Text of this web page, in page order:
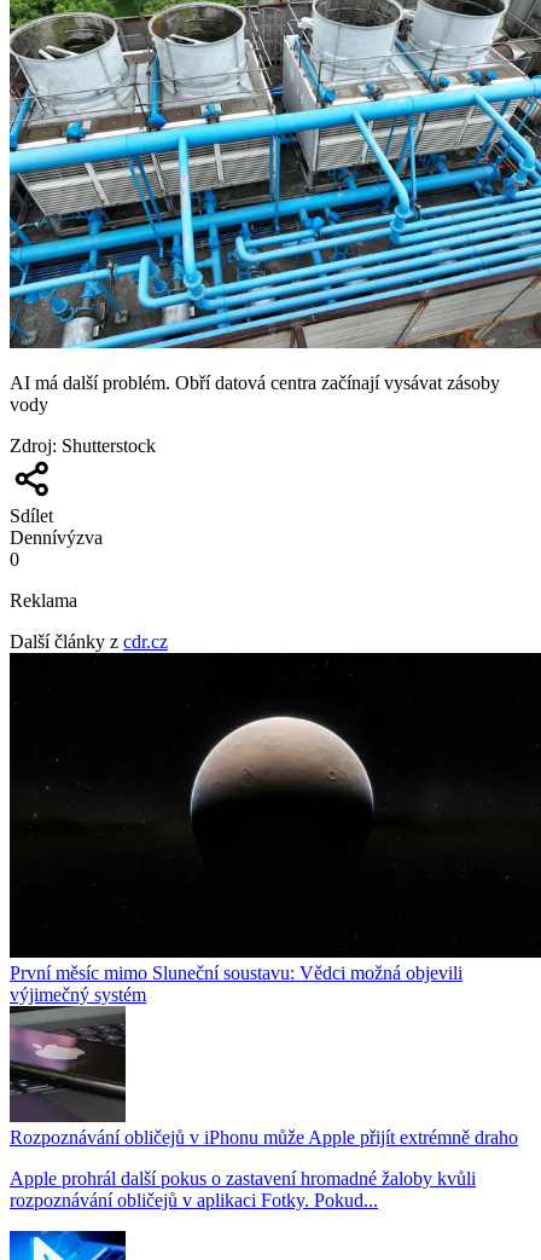
AI má další problém. Obří datová centra začínají vysávat zásoby
vody
Zdroj: Shutterstock
Sdílet
Dennívýzva
0
Reklama
Další články z cdr.cz
První měsíc mimo Sluneční soustavu: Vědci možná objevili
výjimečný systém
Rozpoznávání obličejů v iPhonu může Apple přijít extrémně draho
Apple prohrál další pokus o zastavení hromadné žaloby kvůli
rozpoznávání obličejů v aplikaci Fotky. Pokud...